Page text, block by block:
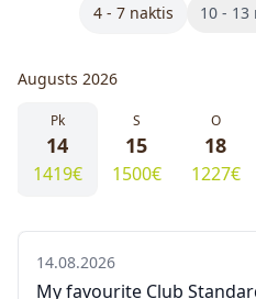
4 - 7 naktis 10 - 13
Augusts 2026
Pk
14
1419€
S
15
1500€
O
18
1227€
14.08.2026
My favourite Club